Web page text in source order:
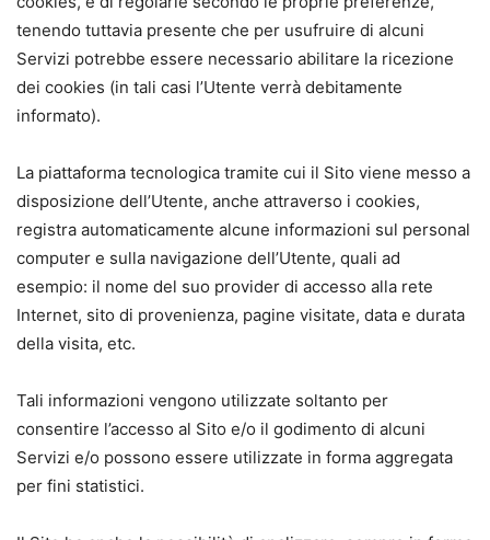
tenendo tuttavia presente che per usufruire di alcuni
Servizi potrebbe essere necessario abilitare la ricezione
dei cookies (in tali casi l’Utente verrà debitamente
informato).
La piattaforma tecnologica tramite cui il Sito viene messo a
disposizione dell’Utente, anche attraverso i cookies,
registra automaticamente alcune informazioni sul personal
computer e sulla navigazione dell’Utente, quali ad
esempio: il nome del suo provider di accesso alla rete
Internet, sito di provenienza, pagine visitate, data e durata
della visita, etc.
Tali informazioni vengono utilizzate soltanto per
consentire l’accesso al Sito e/o il godimento di alcuni
Servizi e/o possono essere utilizzate in forma aggregata
per fini statistici.